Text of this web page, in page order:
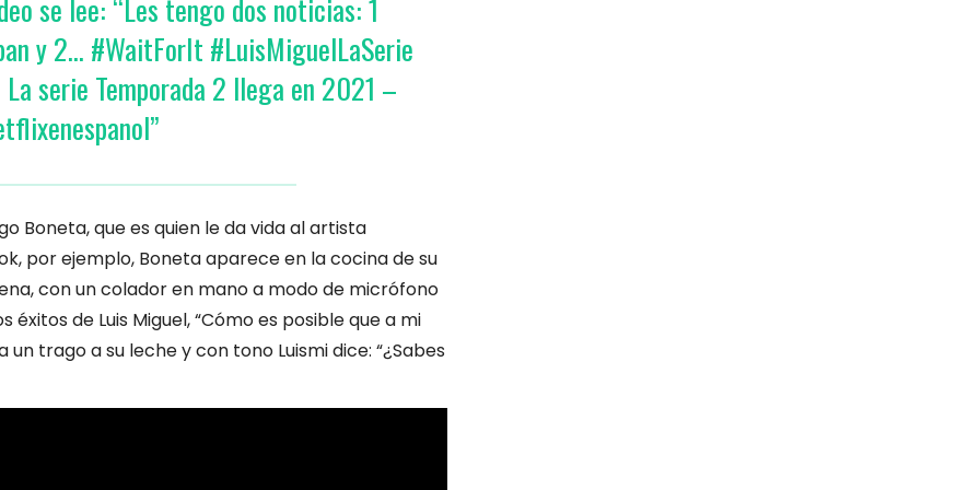
se lee: “Les tengo dos noticias: 1
y 2… #WaitForIt #LuisMiguelLaSerie
serie Temporada 2 llega en 2021 –
Boneta, que es quien le da vida al artista
por ejemplo, Boneta aparece en la cocina de su
con un colador en mano a modo de micrófono
de Luis Miguel, “Cómo es posible que a mi
trago a su leche y con tono Luismi dice: “¿Sabes